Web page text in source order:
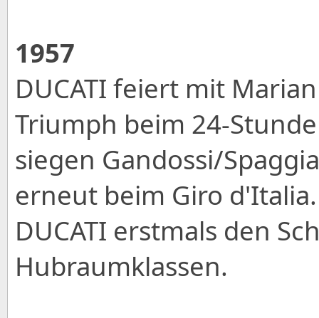
1957
DUCATI feiert mit
Triumph beim 24-
siegen Gandossi/
erneut beim Giro
DUCATI erstmals den
Hubraumklassen.